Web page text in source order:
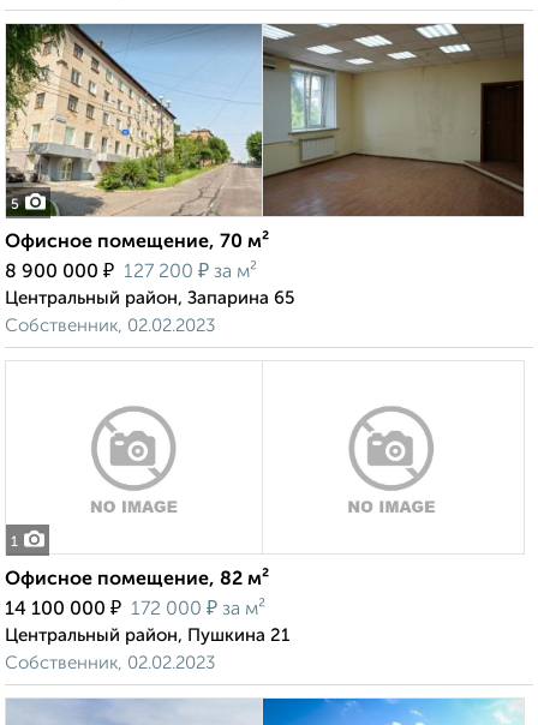
5
Офисное помещение, 70 м²
8 900 000 ₽ 127 200 ₽ за м²
Центральный район, Запарина 65
Собственник, 02.02.2023
1
Офисное помещение, 82 м²
14 100 000 ₽ 172 000 ₽ за м²
Центральный район, Пушкина 21
Собственник, 02.02.2023